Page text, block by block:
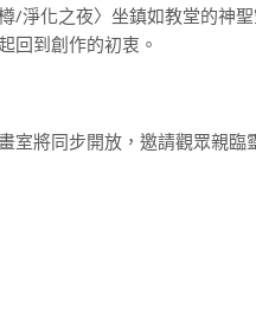
淨化之夜〉坐鎮如教堂的神
回到創作的初衷。
將同步開放，邀請觀眾親臨